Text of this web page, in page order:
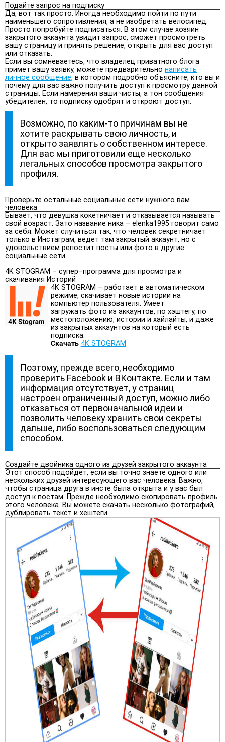
Подайте запрос на подписку
Да, вот так просто. Иногда необходимо пойти по пути
наименьшего сопротивления, а не изобретать велосипед.
Просто попробуйте подписаться. В этом случае хозяин
закрытого аккаунта увидит запрос, сможет просмотреть
вашу страницу и принять решение, открыть для вас доступ
или отказать.
Если вы сомневаетесь, что владелец приватного блога
примет вашу заявку, можете предварительно написать
личное сообщение, в котором подробно объясните, кто вы и
почему для вас важно получить доступ к просмотру данной
страницы. Если намерения ваши чисты, а тон сообщения
убедителен, то подписку одобрят и откроют доступ.
Возможно, по каким-то причинам вы не
хотите раскрывать свою личность, и
открыто заявлять о собственном интересе.
Для вас мы приготовили еще несколько
легальных способов просмотра закрытого
профиля.
Проверьте остальные социальные сети нужного вам
человека
Бывает, что девушка кокетничает и отказывается называть
свой возраст. Зато название ника – elenka1995 говорит само
за себя. Может случиться так, что человек секретничает
только в Инстаграм, ведет там закрытый аккаунт, но с
удовольствием репостит посты или фото в другие
социальные сети.
4K STOGRAM – супер–программа для просмотра и
скачивания Историй
4K STOGRAM – работает в автоматическом
режиме, скачивает новые истории на
компьютер пользователя. Умеет
загружать фото из аккаунтов, по хэштегу, по
местоположению, истории и хайлайты, и даже
из закрытых аккаунтов на который есть
подписка.
Скачать 4K STOGRAM
Поэтому, прежде всего, необходимо
проверить Facebook и ВКонтакте. Если и там
информация отсутствует, у страниц
настроен ограниченный доступ, можно либо
отказаться от первоначальной идеи и
позволить человеку хранить свои секреты
дальше, либо воспользоваться следующим
способом.
Создайте двойника одного из друзей закрытого аккаунта
Этот способ подойдет, если вы точно знаете одного или
нескольких друзей интересующего вас человека. Важно,
чтобы страница друга в инсте была открыта и у вас был
доступ к постам. Прежде необходимо скопировать профиль
этого человека. Вы можете скачать несколько фотографий,
дублировать текст и хештеги.